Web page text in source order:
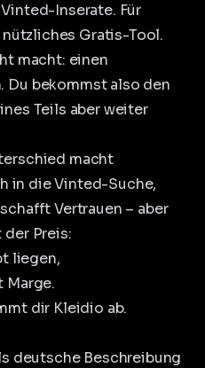
Inserate. Für
Gratis-Tool.
macht: einen
Du bekommst also den
Teils aber weiter
macht
in die Vinted-Suche,
Vertrauen – aber
Preis:
liegen,
dir Kleidio ab.
deutsche Beschreibung